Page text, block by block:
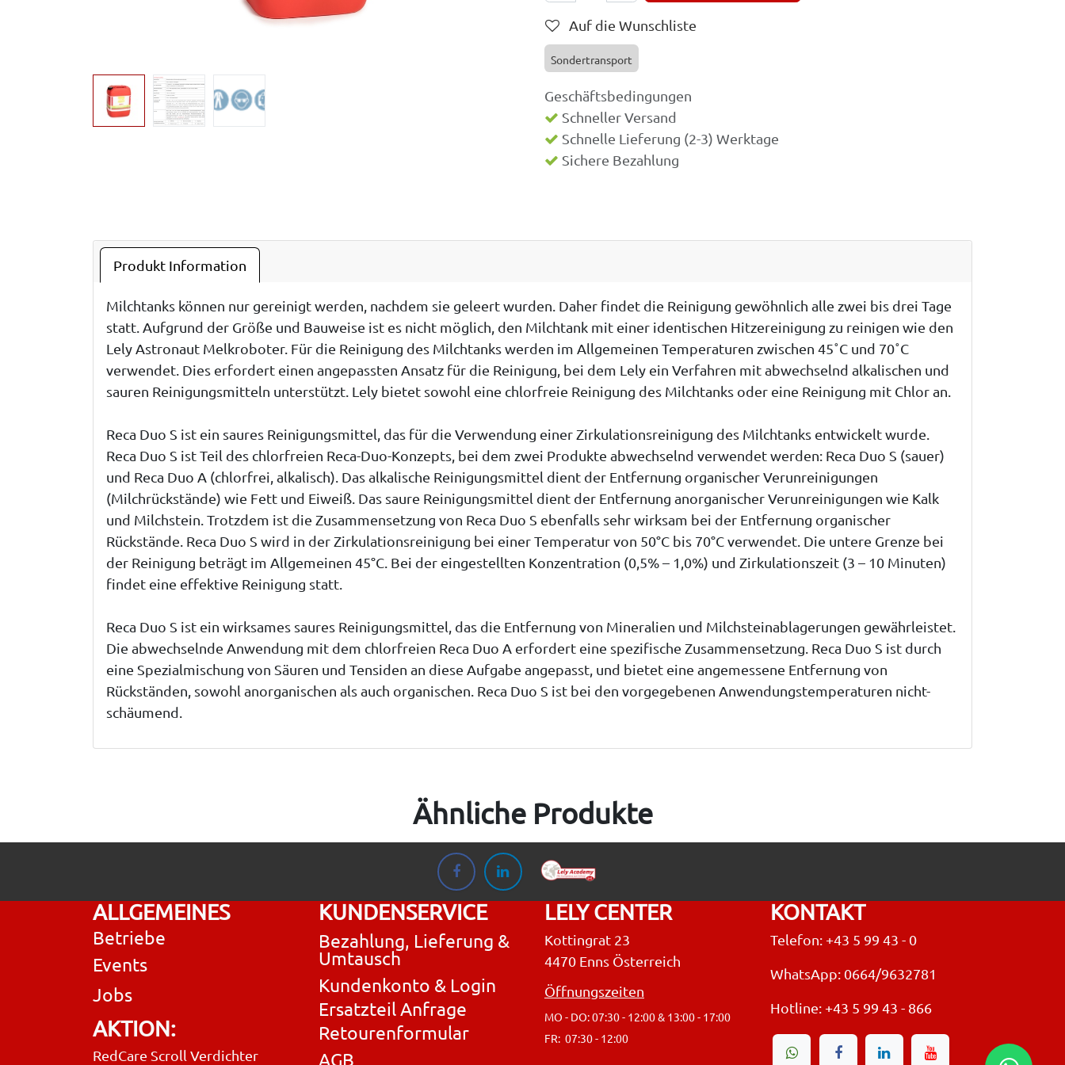
Auf die Wunschliste
Sondertransport
Geschäftsbedingungen
Schneller Versand
Schnelle Lieferung (2-3) Werktage
Sichere Bezahlung
Produkt Information
Milchtanks können nur gereinigt werden, nachdem sie geleert wurden. Daher findet die Reinigung gewöhnlich alle zwei bis drei Tage
statt. Aufgrund der Größe und Bauweise ist es nicht möglich, den Milchtank mit einer identischen Hitzereinigung zu reinigen wie den
Lely Astronaut Melkroboter. Für die Reinigung des Milchtanks werden im Allgemeinen Temperaturen zwischen 45˚C und 70˚C
verwendet. Dies erfordert einen angepassten Ansatz für die Reinigung, bei dem Lely ein Verfahren mit abwechselnd alkalischen und
sauren Reinigungsmitteln unterstützt. Lely bietet sowohl eine chlorfreie Reinigung des Milchtanks oder eine Reinigung mit Chlor an.
Reca Duo S ist ein saures Reinigungsmittel, das für die Verwendung einer Zirkulationsreinigung des Milchtanks entwickelt wurde.
Reca Duo S ist Teil des chlorfreien Reca-Duo-Konzepts, bei dem zwei Produkte abwechselnd verwendet werden: Reca Duo S (sauer)
und Reca Duo A (chlorfrei, alkalisch). Das alkalische Reinigungsmittel dient der Entfernung organischer Verunreinigungen
(Milchrückstände) wie Fett und Eiweiß. Das saure Reinigungsmittel dient der Entfernung anorganischer Verunreinigungen wie Kalk
und Milchstein. Trotzdem ist die Zusammensetzung von Reca Duo S ebenfalls sehr wirksam bei der Entfernung organischer
Rückstände. Reca Duo S wird in der Zirkulationsreinigung bei einer Temperatur von 50°C bis 70°C verwendet. Die untere Grenze bei
der Reinigung beträgt im Allgemeinen 45°C. Bei der eingestellten Konzentration (0,5% – 1,0%) und Zirkulationszeit (3 – 10 Minuten)
findet eine effektive Reinigung statt.
Reca Duo S ist ein wirksames saures Reinigungsmittel, das die Entfernung von Mineralien und Milchsteinablagerungen gewährleistet.
Die abwechselnde Anwendung mit dem chlorfreien Reca Duo A erfordert eine spezifische Zusammensetzung. Reca Duo S ist durch
eine Spezialmischung von Säuren und Tensiden an diese Aufgabe angepasst, und bietet eine angemessene Entfernung von
Rückständen, sowohl anorganischen als auch organischen. Reca Duo S ist bei den vorgegebenen Anwendungstemperaturen nicht-
schäumend.
Ähnliche Produkte
ALLGEMEINES
Betriebe
Events
Jobs
AKTION:
RedCare Scroll Verdichter
KUNDENSERVICE
Bezahlung, Lieferung &
Umtausch
Kundenkonto & Login
Ersatzteil Anfrage
Retourenformular
AGB
LELY CENTER
Kottingrat 23
4470 Enns Österreich
Öffnungszeiten
MO - DO: 07:30 - 12:00 & 13:00 - 17:00
FR: 07:30 - 12:00
KONTAKT
Telefon: +43 5 99 43 - 0
WhatsApp: 0664/9632781
Hotline: +43 5 99 43 - 866